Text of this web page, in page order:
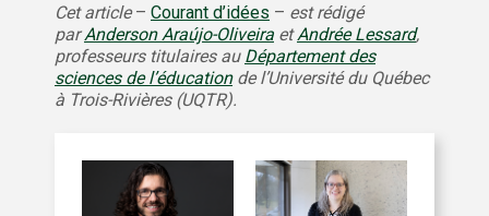
Cet article– Courant d’idées – est rédigé
parAnderson Araújo-Oliveira etAndrée Lessard,
professeurs titulaires au Département des
sciences de l’éducationde l’Université du Québec
à Trois-Rivières (UQTR).